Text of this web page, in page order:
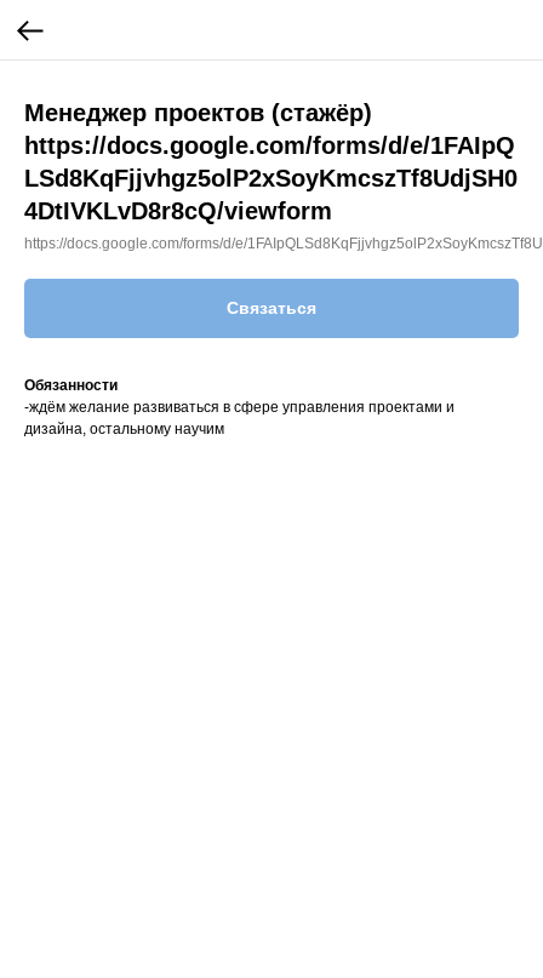
Менеджер проектов (стажёр)
https://docs.google.com/forms/d/e/1FAIpQ
LSd8KqFjjvhgz5olP2xSoyKmcszTf8UdjSH0
4DtIVKLvD8r8cQ/viewform
https://docs.google.com/forms/d/e/
Связаться
Обязанности
-ждём желание развиваться в сфере управления проектами и
дизайна, остальному научим